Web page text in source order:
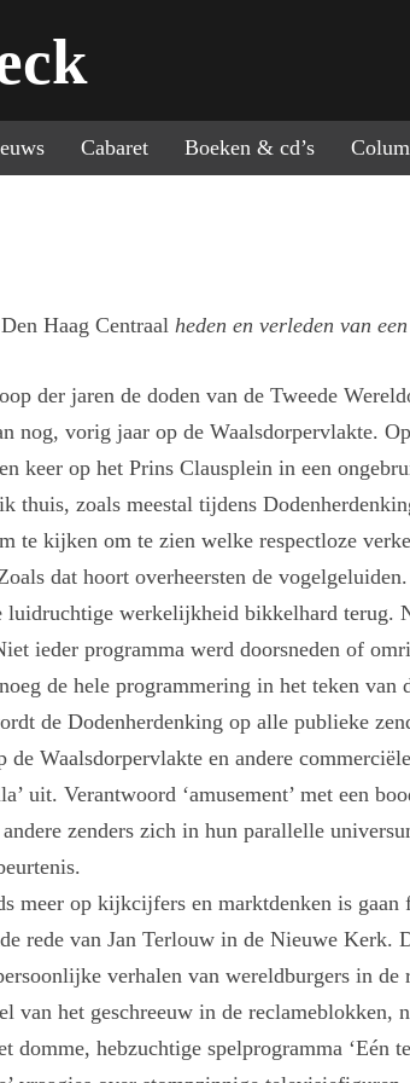
Cabaret Boeken & cd’s
Den Haag Centraalheden en verleden van
der jaren de doden van de Tweede
nog, vorig jaar op de Waalsdorpervlakte.
keer op het Prins Clausplein in een
thuis, zoals meestal tijdens
te kijken om te zien welke respectloze
dat hoort overheersten de
luidruchtige werkelijkheid bikkelhard terug.
ieder programma werd doorsneden of
de hele programmering in het teken van
de Dodenherdenking op alle publieke
Waalsdorpervlakte en andere
uit. Verantwoord ‘amusement’ met een
zenders zich in hun parallelle
meer op kijkcijfers en marktdenken is gaan
rede van Jan Terlouw in de Nieuwe Kerk.
verhalen van wereldburgers in
het geschreeuw in de reclameblokken,
domme, hebzuchtige spelprogramma ‘Eén